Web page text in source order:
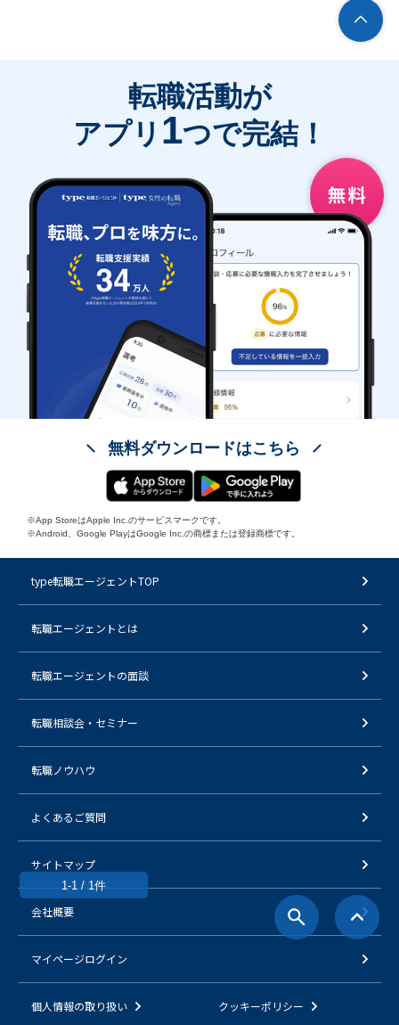
1-1 / 1件
転職活動が
アプリ 1つで完結！
無料ダウンロードはこちら
※App StoreはApple Inc.のサービスマークです。
※Android、Google PlayはGoogle Inc.の商標または登録商標です。
type転職エージェントTOP
転職エージェントとは
転職エージェントの面談
転職相談会・セミナー
転職ノウハウ
よくあるご質問
サイトマップ
会社概要
マイページログイン
個人情報の取り扱い クッキーポリシー